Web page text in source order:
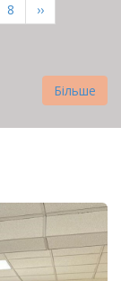
Page
8
Наступна
сторінка
››
Більше